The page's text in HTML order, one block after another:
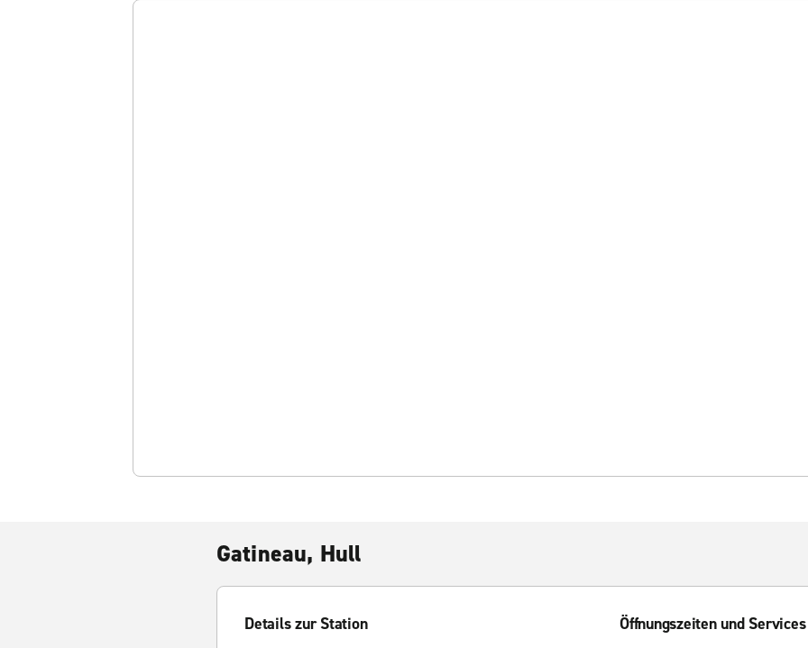
Gatineau, Hull
Details zur Station Öffnungszeiten und Services